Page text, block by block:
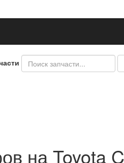
на Toyota